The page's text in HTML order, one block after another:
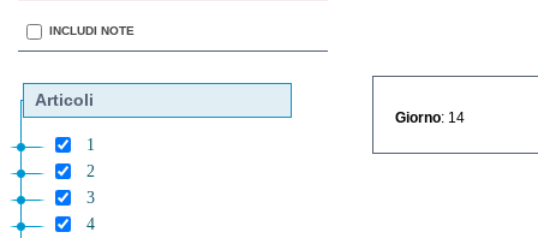
INCLUDI NOTE
Articoli
1
2
3
4
Giorno : 14